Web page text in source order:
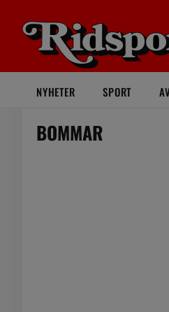
NYHETER SPORT
BOMMAR